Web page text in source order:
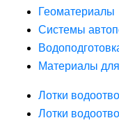
Геоматериалы
Системы
Материалы
Лотки
Лотки